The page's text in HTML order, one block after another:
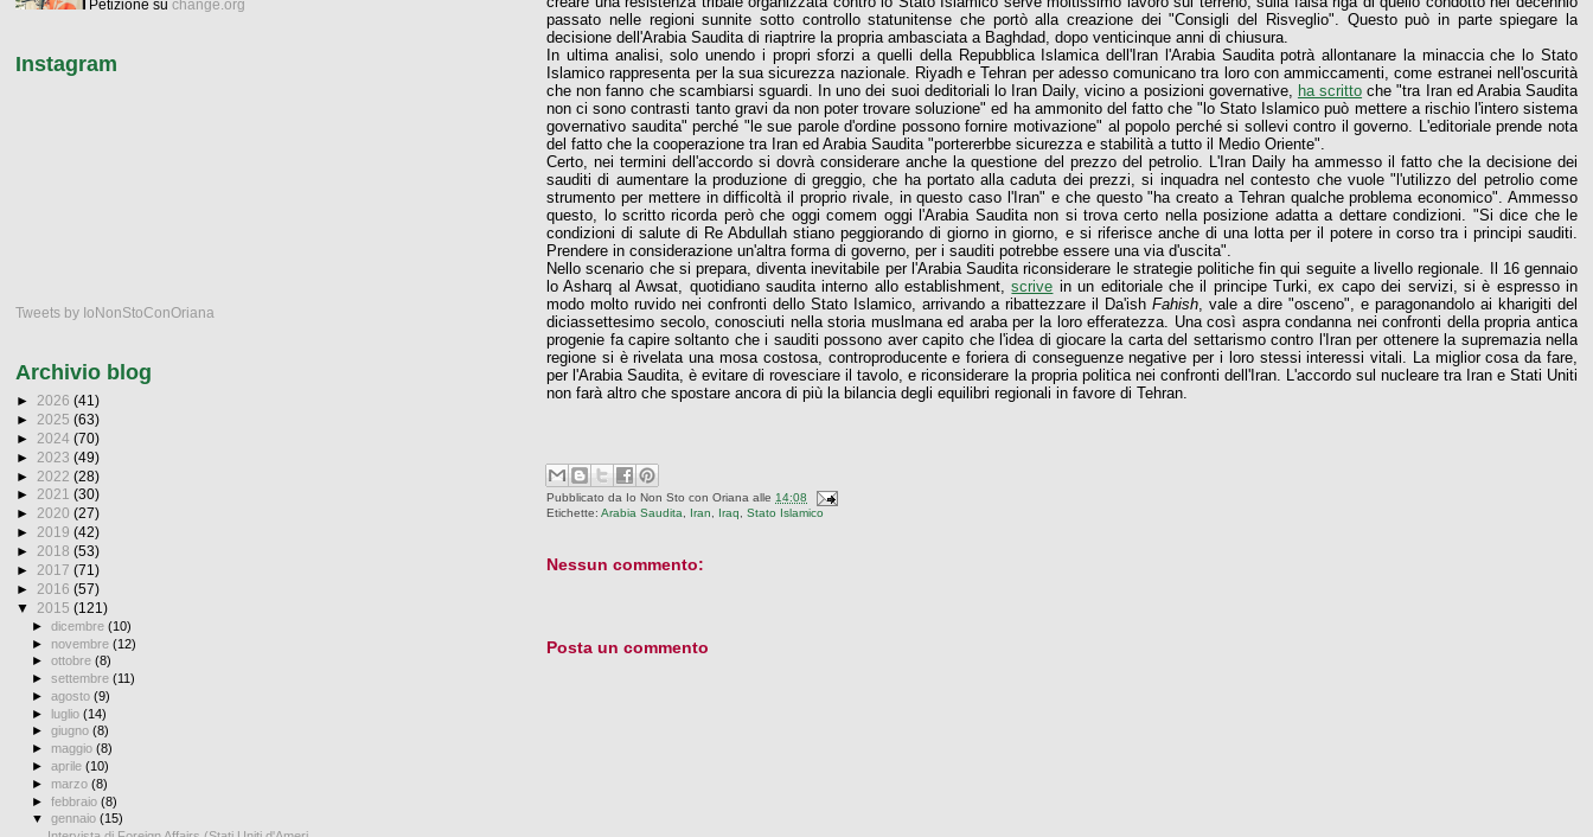
passato nelle regioni sunnite sotto controllo statunitense che portò alla creazione dei "Consigli del Risveglio". Questo può in parte spiegare la
decisione dell'Arabia Saudita di riaptrire la propria ambasciata a Baghdad, dopo venticinque anni di chiusura.
In ultima analisi, solo unendo i propri sforzi a quelli della Repubblica Islamica dell'Iran l'Arabia Saudita potrà allontanare la minaccia che lo Stato
Islamico rappresenta per la sua sicurezza nazionale. Riyadh e Tehran per adesso comunicano tra loro con ammiccamenti, come estranei nell'oscurità
che non fanno che scambiarsi sguardi. In uno dei suoi deditoriali lo Iran Daily, vicino a posizioni governative, ha scritto che "tra Iran ed Arabia Saudita
non ci sono contrasti tanto gravi da non poter trovare soluzione" ed ha ammonito del fatto che "lo Stato Islamico può mettere a rischio l'intero sistema
governativo saudita" perché "le sue parole d'ordine possono fornire motivazione" al popolo perché si sollevi contro il governo. L'editoriale prende nota
del fatto che la cooperazione tra Iran ed Arabia Saudita "portererbbe sicurezza e stabilità a tutto il Medio Oriente".
Certo, nei termini dell'accordo si dovrà considerare anche la questione del prezzo del petrolio. L'Iran Daily ha ammesso il fatto che la decisione dei
sauditi di aumentare la produzione di greggio, che ha portato alla caduta dei prezzi, si inquadra nel contesto che vuole "l'utilizzo del petrolio come
strumento per mettere in difficoltà il proprio rivale, in questo caso l'Iran" e che questo "ha creato a Tehran qualche problema economico". Ammesso
questo, lo scritto ricorda però che oggi comem oggi l'Arabia Saudita non si trova certo nella posizione adatta a dettare condizioni. "Si dice che le
condizioni di salute di Re Abdullah stiano peggiorando di giorno in giorno, e si riferisce anche di una lotta per il potere in corso tra i principi sauditi.
Prendere in considerazione un'altra forma di governo, per i sauditi potrebbe essere una via d'uscita".
Nello scenario che si prepara, diventa inevitabile per l'Arabia Saudita riconsiderare le strategie politiche fin qui seguite a livello regionale. Il 16 gennaio
lo Asharq al Awsat, quotidiano saudita interno allo establishment,scrive in un editoriale che il principe Turki, ex capo dei servizi, si è espresso in
modo molto ruvido nei confronti dello Stato Islamico, arrivando a ribattezzare il Da'ishFahish, vale a dire "osceno", e paragonandolo ai kharigiti del
diciassettesimo secolo, conosciuti nella storia muslmana ed araba per la loro efferatezza. Una così aspra condanna nei confronti della propria antica
progenie fa capire soltanto che i sauditi possono aver capito che l'idea di giocare la carta del settarismo contro l'Iran per ottenere la supremazia nella
regione si è rivelata una mosa costosa, controproducente e foriera di conseguenze negative per i loro stessi interessi vitali. La miglior cosa da fare,
per l'Arabia Saudita, è evitare di rovesciare il tavolo, e riconsiderare la propria politica nei confronti dell'Iran. L'accordo sul nucleare tra Iran e Stati Uniti
non farà altro che spostare ancora di più la bilancia degli equilibri regionali in favore di Tehran.
Pubblicato da Io Non Sto con Oriana alle 14:08
Etichette:Arabia Saudita Iran Iraq ,Stato Islamico
Nessun commento:
Posta un commento
Petizione su change.org
Instagram
Tweets by IoNonStoConOriana
Archivio blog
► 2026 (41)
► 2025 (63)
► 2024 (70)
► 2023 (49)
► 2022 (28)
► 2021 (30)
► 2020 (27)
► 2019 (42)
► 2018 (53)
► 2017 (71)
► 2016 (57)
▼ 2015 (121)
►dicembre(10)
► novembre(12)
►ottobre(8)
►settembre(11)
►agosto(9)
► luglio(14)
►giugno(8)
► maggio(8)
►aprile(10)
► marzo(8)
►febbraio(8)
▼gennaio(15)